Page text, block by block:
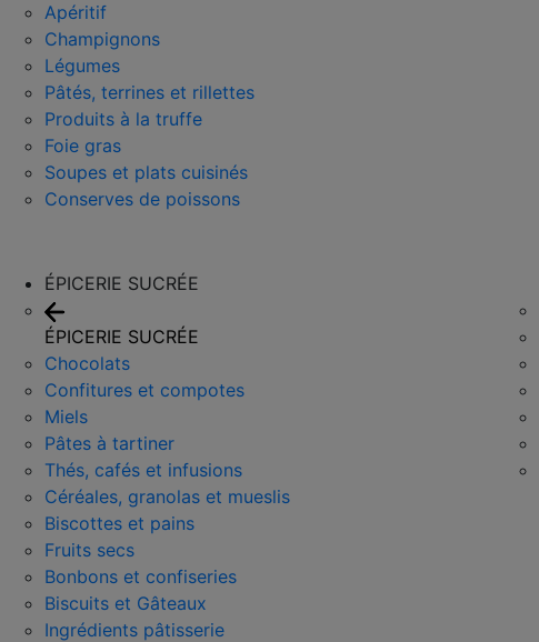
Apéritif
Champignons
Légumes
Pâtés, terrines et rillettes
Produits à la truffe
Foie gras
Soupes et plats cuisinés
Conserves de poissons
ÉPICERIE SUCRÉE
ÉPICERIE SUCRÉE
Chocolats
Confitures et compotes
Miels
Pâtes à tartiner
Thés, cafés et infusions
Céréales, granolas et mueslis
Biscottes et pains
Fruits secs
Bonbons et confiseries
Biscuits et Gâteaux
Ingrédients pâtisserie